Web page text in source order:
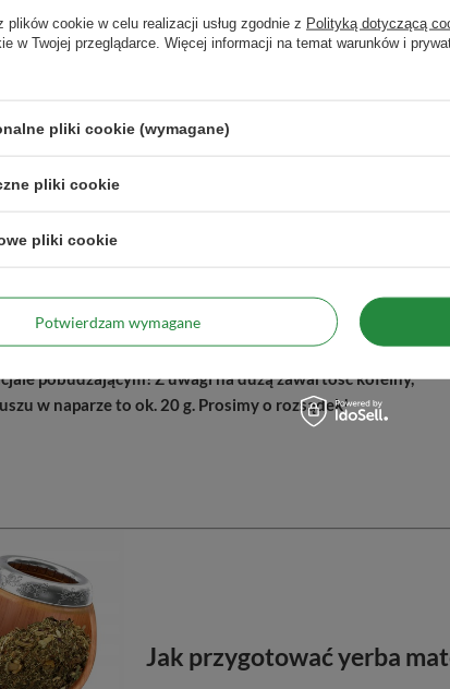
informacje 🔎🌱
z o.o.
i nr partii na opakowaniu.
pobudzającym! Z uwagi na dużą zawartość kofeiny,
w naparze to ok. 20 g. Prosimy o rozsądek!
Jak przygotować yerba
plików cookie w celu realizacji usług zgodnie z Polityką dotyczącą
w Twojej przeglądarce. Więcej informacji na temat warunków i
pliki cookie (wymagane)
pliki cookie
pliki cookie
Potwierdzam wymagane